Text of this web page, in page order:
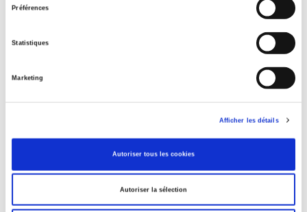
Préférences
Statistiques
Marketing
Afficher les détails
Autoriser tous les cookies
Autoriser la sélection
POL000000 POLITICAL SCIENCE
06 Professional and scholarly
3283 SCIENCES POLITIQUES
Title First Published
Subject Scheme Identifier Code
Thema subject category: Politics and government